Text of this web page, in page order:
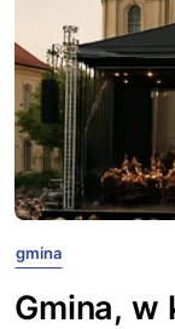
gmina
Gmina, w